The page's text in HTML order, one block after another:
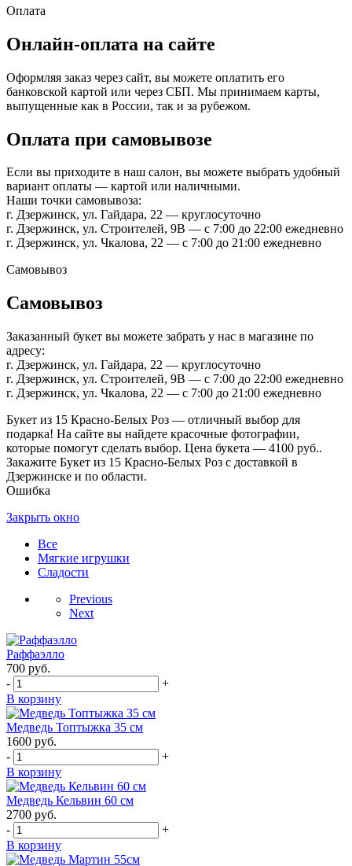
Оплата
Онлайн-оплата на сайте
Оформляя заказ через сайт, вы можете оплатить его
банковской картой или через СБП. Мы принимаем карты,
выпущенные как в России, так и за рубежом.
Оплата при самовывозе
Если вы приходите в наш салон, вы можете выбрать удобный
вариант оплаты — картой или наличными.
Наши точки самовывоза:
г. Дзержинск, ул. Гайдара, 22 — круглосуточно
г. Дзержинск, ул. Строителей, 9В — с 7:00 до 22:00 ежедневно
г. Дзержинск, ул. Чкалова, 22 — с 7:00 до 21:00 ежедневно
Самовывоз
Самовывоз
Заказанный букет вы можете забрать у нас в магазине по
адресу:
г. Дзержинск, ул. Гайдара, 22 — круглосуточно
г. Дзержинск, ул. Строителей, 9В — с 7:00 до 22:00 ежедневно
г. Дзержинск, ул. Чкалова, 22 — с 7:00 до 21:00 ежедневно
Букет из 15 Красно-Белых Роз — отличный выбор для
подарка! На сайте вы найдете красочные фотографии,
которые помогут сделать выбор. Цена букета — 4100 руб..
Закажите Букет из 15 Красно-Белых Роз с доставкой в
Дзержинске и по области.
Ошибка
Закрыть окно
Все
Мягкие игрушки
Сладости
Previous
Next
Раффаэлло
700 руб.
-
+
В корзину
Медведь Топтыжка 35 см
1600 руб.
-
+
В корзину
Медведь Кельвин 60 см
2700 руб.
-
+
В корзину